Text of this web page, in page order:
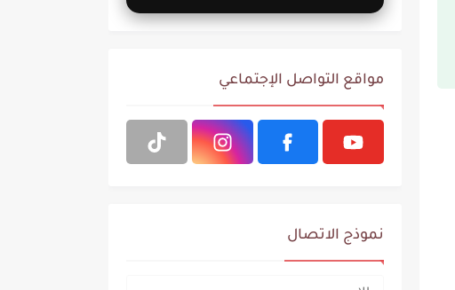
مواقع التواصل الإجتماعي
نموذج الاتصال